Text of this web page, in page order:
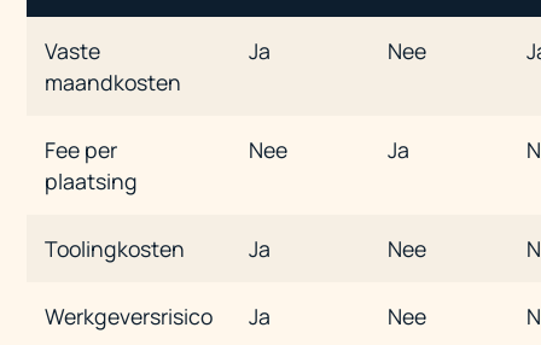
Vaste
maandkosten
Ja Nee
Fee per
plaatsing
Nee Ja
Toolingkosten Ja Nee
Werkgeversrisico Ja Nee